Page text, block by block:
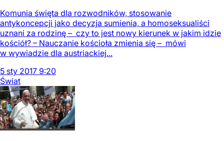
Komunia święta dla rozwodników, stosowanie
antykoncepcji jako decyzja sumienia, a homoseksualiści
uznani za rodzinę – czy to jest nowy kierunek w jakim idzie
kościół? – Nauczanie kościoła zmienia się – mówi
w wywiadzie dla austriackiej...
5 sty 2017 9:20
Świat